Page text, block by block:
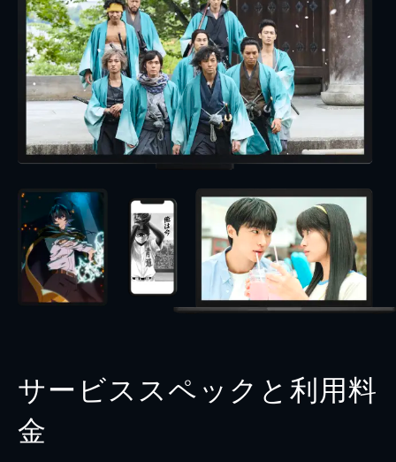
サービススペックと利用料
金